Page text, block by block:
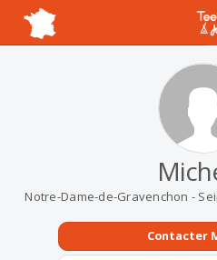
Notre-Dame-de-Gravenchon -
Contacter